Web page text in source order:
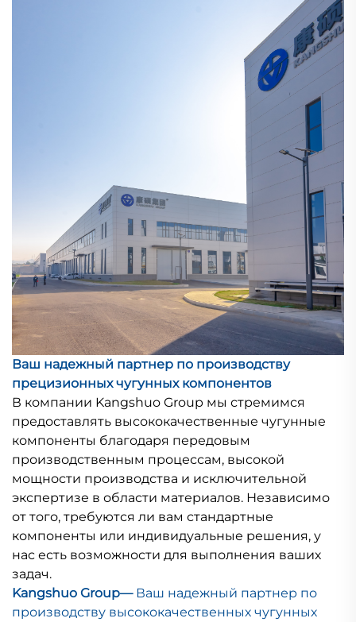
Ваш надежный партнер по производству
прецизионных чугунных компонентов
В компании Kangshuo Group мы стремимся
предоставлять высококачественные чугунные
компоненты благодаря передовым
производственным процессам, высокой
мощности производства и исключительной
экспертизе в области материалов. Независимо
от того, требуются ли вам стандартные
компоненты или индивидуальные решения, у
нас есть возможности для выполнения ваших
задач.
Kangshuo Group— Ваш надежный партнер по
производству высококачественных чугунных